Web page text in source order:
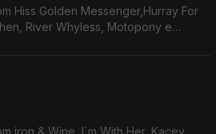
Hiss Golden Messenger,Hurray For
River Whyless, Motopony e
iron & Wine, I´m With Her, Kacey